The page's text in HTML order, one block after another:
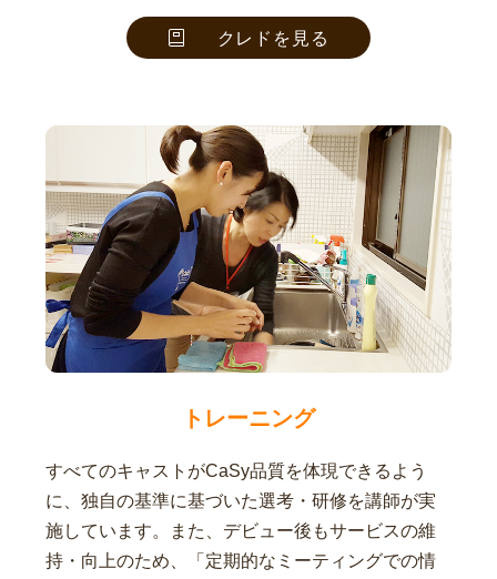
クレドを見る
トレーニング
すべてのキャストがCaSy品質を体現できるよう
に、独自の基準に基づいた選考・研修を講師が実
施しています。また、デビュー後もサービスの維
持・向上のため、「定期的なミーティングでの情